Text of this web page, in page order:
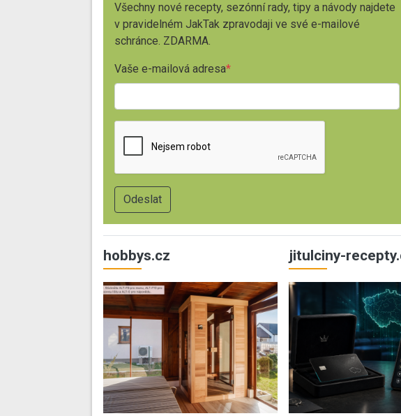
Všechny nové recepty, sezónní rady, tipy a návody najdete
v pravidelném JakTak zpravodaji ve své e-mailové
schránce. ZDARMA.
Vaše e-mailová adresa
hobbys.cz jitulciny-